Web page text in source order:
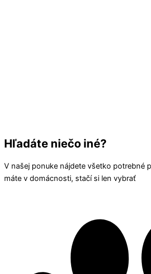
Hľadáte niečo iné?
V našej ponuke nájdete všetko potrebné
máte v domácnosti, stačí si len vybrať